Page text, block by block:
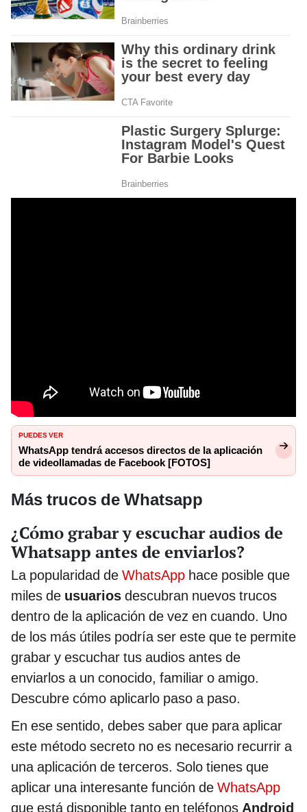
PUEDES VER
WhatsApp tendrá accesos directos de la aplicación
de videollamadas de Facebook [FOTOS]
Más trucos de Whatsapp
¿Cómo grabar y escuchar audios de
Whatsapp antes de enviarlos?
La popularidad de WhatsApp hace posible que
miles de usuarios descubran nuevos trucos
dentro de la aplicación de vez en cuando. Uno
de los más útiles podría ser este que te permite
grabar y escuchar tus audios antes de
enviarlos a un conocido, familiar o amigo.
Descubre cómo aplicarlo paso a paso.
En ese sentido, debes saber que para aplicar
este método secreto no es necesario recurrir a
una aplicación de terceros. Solo tienes que
aplicar una interesante función de WhatsApp
que está disponible tanto en teléfonos Android